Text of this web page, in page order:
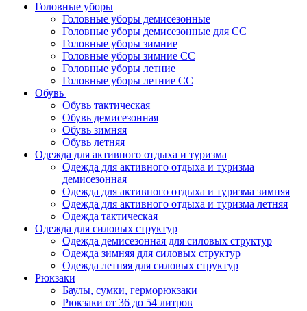
Головные уборы
Головные уборы демисезонные
Головные уборы демисезонные для СС
Головные уборы зимние
Головные уборы зимние СС
Головные уборы летние
Головные уборы летние СС
Обувь
Обувь тактическая
Обувь демисезонная
Обувь зимняя
Обувь летняя
Одежда для активного отдыха и туризма
Одежда для активного отдыха и туризма
демисезонная
Одежда для активного отдыха и туризма зимняя
Одежда для активного отдыха и туризма летняя
Одежда тактическая
Одежда для силовых структур
Одежда демисезонная для силовых структур
Одежда зимняя для силовых структур
Одежда летняя для силовых структур
Рюкзаки
Баулы, сумки, герморюкзаки
Рюкзаки от 36 до 54 литров